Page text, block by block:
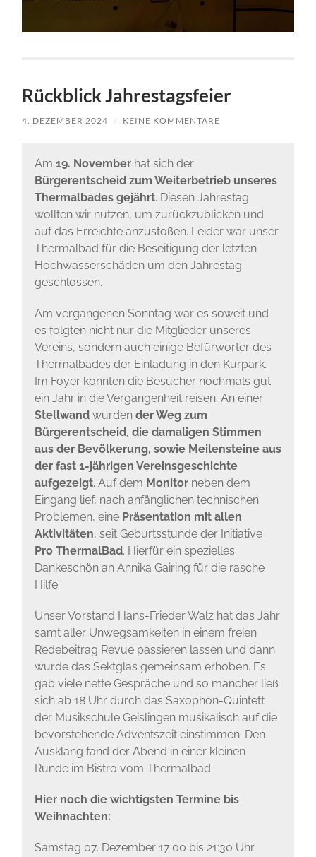
Rückblick Jahrestagsfeier
4. DEZEMBER 2024 / KEINE KOMMENTARE
Am 19. Novemberhat sich der
Bürgerentscheid zum Weiterbetrieb unseres
Thermalbades gejährt. Diesen Jahrestag
wollten wir nutzen, um zurückzublicken und
auf das Erreichte anzustoßen. Leider war unser
Thermalbad für die Beseitigung der letzten
Hochwasserschäden um den Jahrestag
geschlossen.
Am vergangenen Sonntag war es soweit und
es folgten nicht nur die Mitglieder unseres
Vereins, sondern auch einige Befürworter des
Thermalbades der Einladung in den Kurpark.
Im Foyer konnten die Besucher nochmals gut
ein Jahr in die Vergangenheit reisen. An einer
Stellwandwurden der Weg zum
Bürgerentscheid, die damaligen Stimmen
aus der Bevölkerung, sowie Meilensteine aus
der fast 1-jährigen Vereinsgeschichte
aufgezeigt. Auf dem Monitorneben dem
Eingang lief, nach anfänglichen technischen
Problemen, eine Präsentation mit allen
Aktivitäten, seit Geburtsstunde der Initiative
Pro ThermalBad. Hierfür ein spezielles
Dankeschön an Annika Gairing für die rasche
Hilfe.
Unser Vorstand Hans-Frieder Walz hat das Jahr
samt aller Unwegsamkeiten in einem freien
Redebeitrag Revue passieren lassen und dann
wurde das Sektglas gemeinsam erhoben. Es
gab viele nette Gespräche und so mancher ließ
sich ab 18 Uhr durch das Saxophon-Quintett
der Musikschule Geislingen musikalisch auf die
bevorstehende Adventszeit einstimmen. Den
Ausklang fand der Abend in einer kleinen
Runde im Bistro vom Thermalbad.
Hier noch die wichtigsten Termine bis
Weihnachten:
Samstag 07. Dezember 17:00 bis 21:30 Uhr